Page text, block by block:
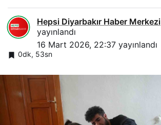
Hepsi Diyarbakır Haber Merkezi
yayınlandı
16 Mart 2026, 22:37 yayınlandı
0dk, 53sn